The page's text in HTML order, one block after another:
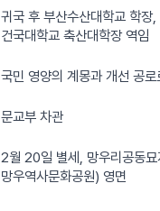
귀국 후 부산수산대학교 학장
건국대학교 축산대학장 역임
국민 영양의 계몽과 개선 공
문교부 차관
2월 20일 별세, 망우리공동
망우역사문화공원) 영면